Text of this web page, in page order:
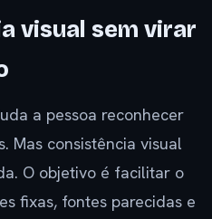
visual sem virar
a pessoa reconhecer
Mas consistência visual
O objetivo é facilitar o
fixas, fontes parecidas e